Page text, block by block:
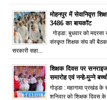
मोहनपुर में सेवानिवृत्त
3486 का बायकॉट
गोड्डा: बुधवार को मदरसा
संस्कृत शिक्षक संघ की
सरकारी सहा...
शिक्षक दिवस पर
समारोह एवं नन्हे-मुन्ने
गोड्डा : महागामा प्रखंड
शनिवार को शिक्षक दिवस